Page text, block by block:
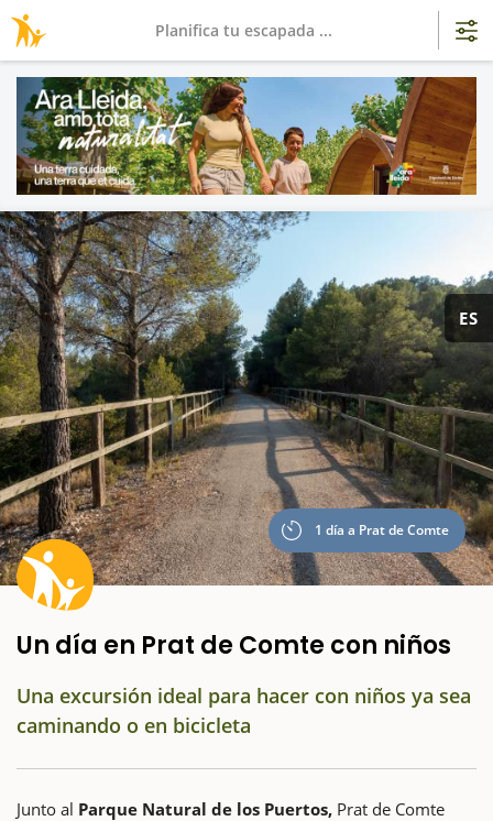
ES
Un día en Prat de Comte con niños
1 día a Prat de Comte
Una excursión ideal para hacer con niños ya sea
caminando o en bicicleta
Junto al Parque Natural de los Puertos, Prat de Comte
Planifica tu escapada ...